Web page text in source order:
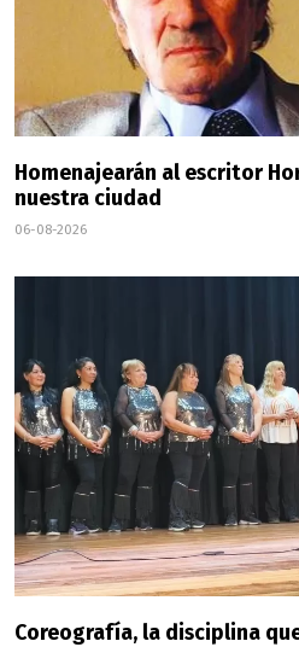
Homenajearán al escritor
nuestra ciudad
06-08-2026
Coreografía, la disciplina